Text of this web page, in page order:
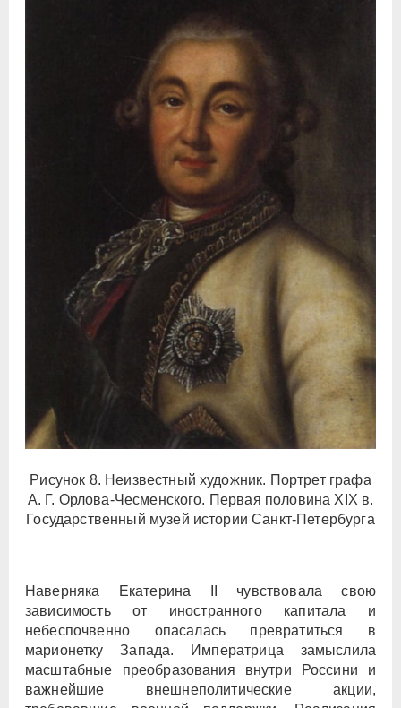
Рисунок 8. Неизвестный художник. Портрет графа
А. Г. Орлова-Чесменского. Первая половина XIX в.
Государственный музей истории Санкт-Петербурга
Наверняка Екатерина II чувствовала свою
зависимость от иностранного капитала и
небеспочвенно опасалась превратиться в
марионетку Запада. Императрица замыслила
масштабные преобразования внутри Россини и
важнейшие внешнеполитические акции,